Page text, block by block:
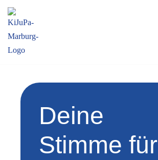
springen
Deine
Stimme für